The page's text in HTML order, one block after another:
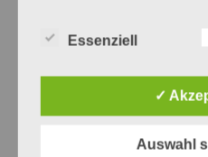
Protestantenbezeichnet.
[weiterlesen]
Essenziell
✓
Auswahl